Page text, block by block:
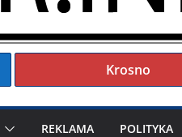
Krosno
REKLAMA POLITYKA